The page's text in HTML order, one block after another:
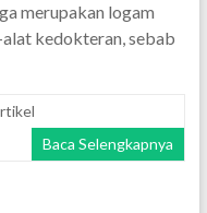
merupakan logam
kedokteran, sebab
Baca Selengkapnya